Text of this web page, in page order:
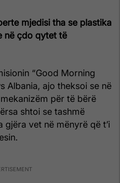
mjedisi tha se plastika
në çdo qytet të
“Good Morning
Albania, ajo theksoi se në
për të bërë
shtoi se tashmë
gjëra vet në mënyrë që t’i